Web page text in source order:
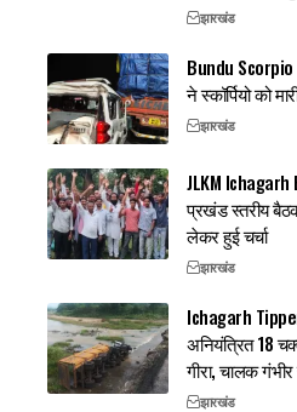
झारखंड
Bundu
ने स्कॉर्पियो को
झारखंड
JLKM
प्रखंड स्तरीय
लेकर हुई चर्चा
झारखंड
Ichagarh
अनियंत्रित 18
गीरा, चालक
झारखंड